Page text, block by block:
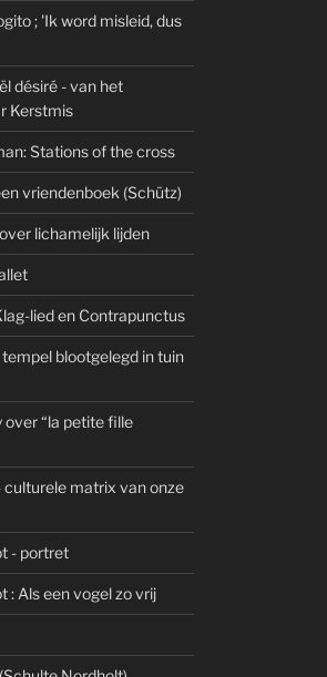
; 'Ik word misleid, dus
désiré - van het
Kerstmis
Stations of the cross
vriendenboek (Schütz)
lichamelijk lijden
lied en Contrapunctus
blootgelegd in tuin
over “la petite fille
culturele matrix van onze
- portret
: Als een vogel zo vrij